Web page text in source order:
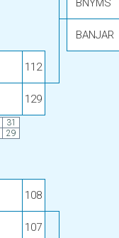
BNYMS
BANJAR
112
129
31
29
108
107